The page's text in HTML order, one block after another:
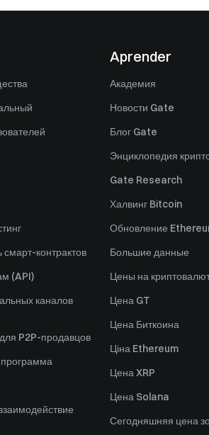
смарт-контрактов
(API)
каналов
P2P-продавцов
Aprender
Академия
Новости Gate
Блог Gate
Энциклопедия
Gate Research
Халвинг Bitcoin
Обновление
Большие данные
Цены на
Цена GT
Цена Биткоина
Ціна Ethereum
Цена XRP
Цена Solana
Сегодняшняя цена